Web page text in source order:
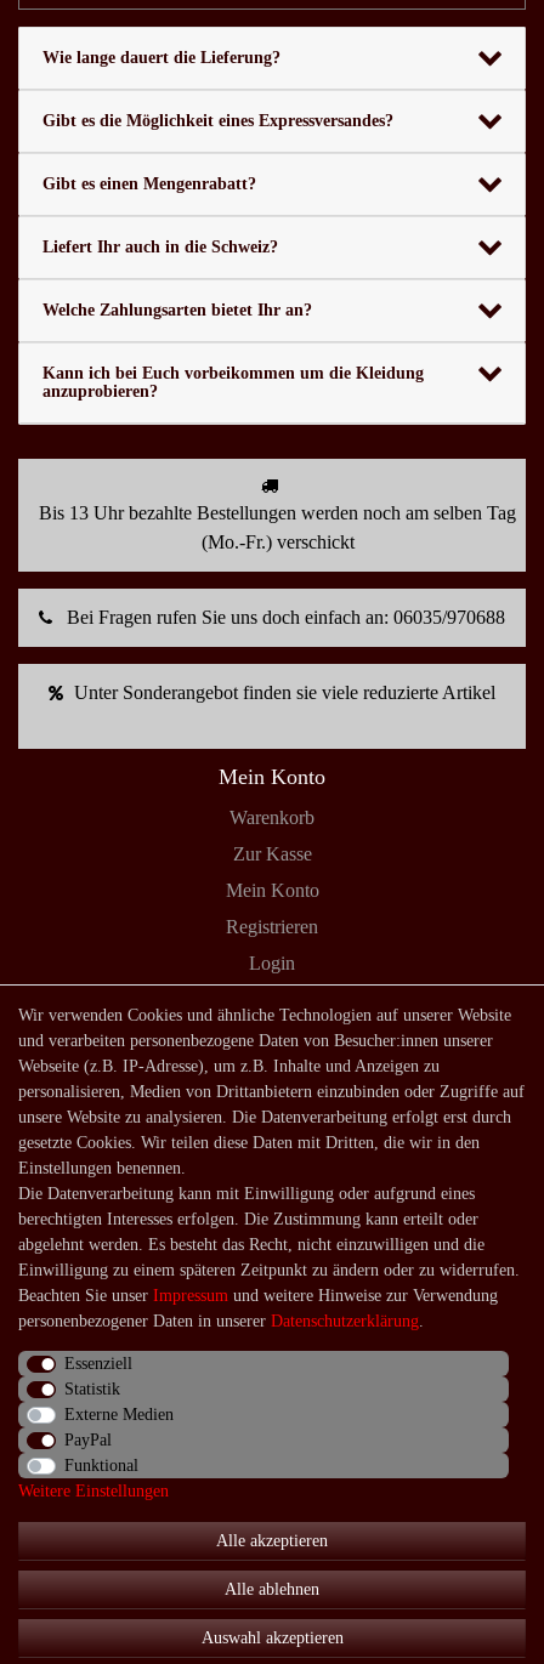
Wie lange dauert die Lieferung?
Gibt es die Möglichkeit eines Expressversandes?
Gibt es einen Mengenrabatt?
Liefert Ihr auch in die Schweiz?
Welche Zahlungsarten bietet Ihr an?
Kann ich bei Euch vorbeikommen um die Kleidung
anzuprobieren?
Bis 13 Uhr bezahlte Bestellungen werden noch am selben Tag
(Mo.-Fr.) verschickt
Bei Fragen rufen Sie uns doch einfach an: 06035/970688
Unter Sonderangebot finden sie viele reduzierte Artikel
Mein Konto
Warenkorb
Zur Kasse
Mein Konto
Registrieren
Login
Shop
Lagerverkauf
Zahlungsarten
Versandarten und -kosten
Service
Kontakt
Häufige Fragen
Über uns
Impressum
Widerrufs­recht
Wir verwenden Cookies und ähnliche Technologien auf unserer Website
und verarbeiten personenbezogene Daten von Besucher:innen unserer
Webseite (z.B. IP-Adresse), um z.B. Inhalte und Anzeigen zu
personalisieren, Medien von Drittanbietern einzubinden oder Zugriffe auf
unsere Website zu analysieren. Die Datenverarbeitung erfolgt erst durch
gesetzte Cookies. Wir teilen diese Daten mit Dritten, die wir in den
Einstellungen benennen.
Die Datenverarbeitung kann mit Einwilligung oder aufgrund eines
berechtigten Interesses erfolgen. Die Zustimmung kann erteilt oder
abgelehnt werden. Es besteht das Recht, nicht einzuwilligen und die
Einwilligung zu einem späteren Zeitpunkt zu ändern oder zu widerrufen.
Beachten Sie unser Impressum und weitere Hinweise zur Verwendung
personenbezogener Daten in unserer Daten­schutz­erklärung.
Essenziell
Statistik
Externe Medien
PayPal
Funktional
Weitere Einstellungen
Alle akzeptieren
Alle ablehnen
Auswahl akzeptieren